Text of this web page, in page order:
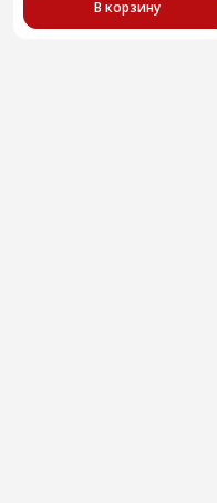
В корзину